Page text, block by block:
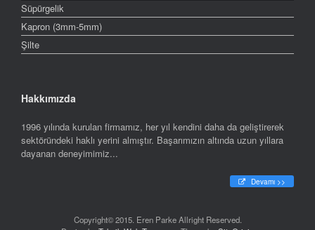
Süpürgelik
Kapron (3mm-5mm)
Şilte
Hakkımızda
1996 yılında kurulan firmamız, her yıl kendini daha da geliştirerek
sektöründeki haklı yerini almıştır. Başarımızın altında uzun yıllara
dayanan deneyimimiz...
Devamı >>
Copyright© 2015. Eren Parke Allright Reserved.